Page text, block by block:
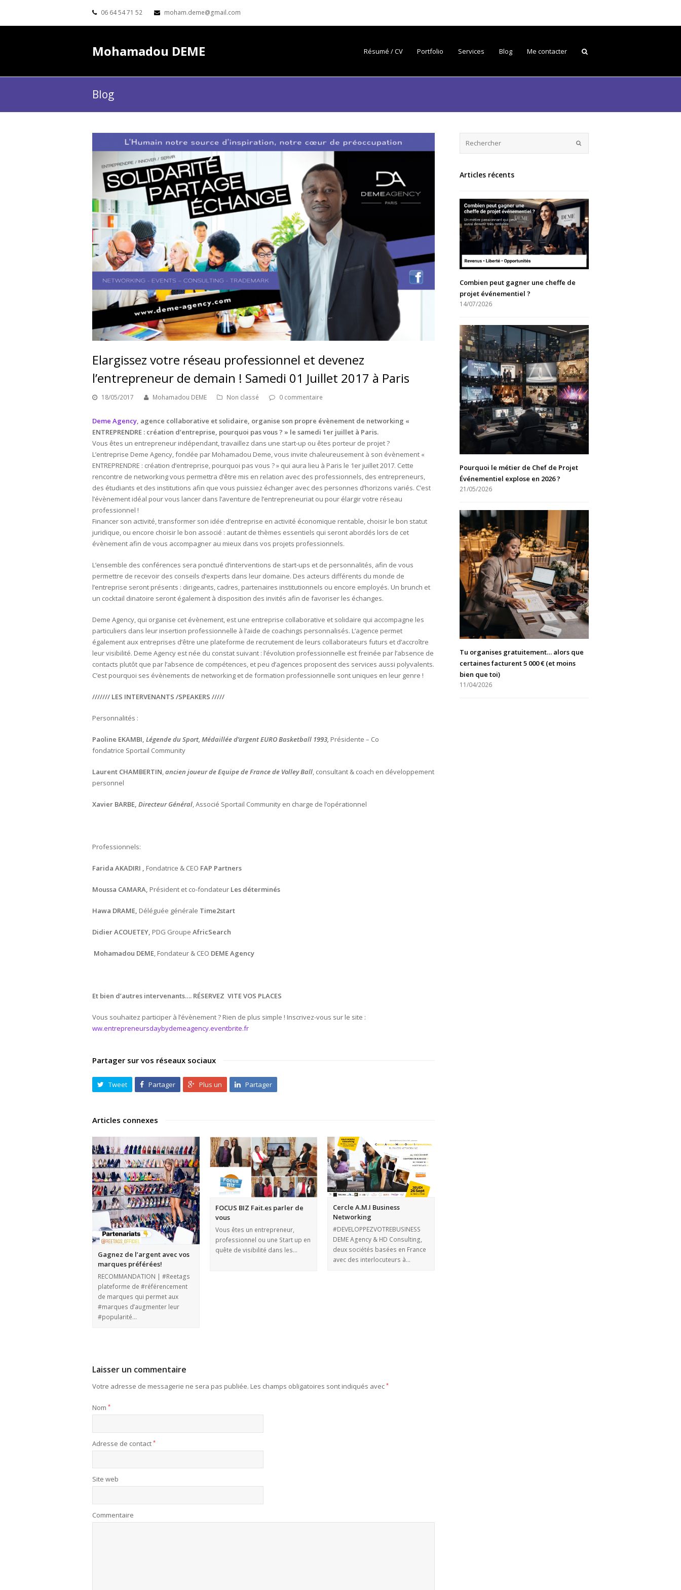
06 64 54 71 52 moham.deme@gmail.com
Mohamadou DEME Résumé / CV Portfolio Services Blog Me contacter
Blog
Elargissez votre réseau professionnel et devenez
l’entrepreneur de demain ! Samedi 01 Juillet 2017 à Paris
18/05/2017 Mohamadou DEME Non classé 0 commentaire
Deme Agency, agence collaborative et solidaire, organise son propre évènement de networking «
ENTREPRENDRE : création d’entreprise, pourquoi pas vous ? » le samedi 1er juillet à Paris.
Vous êtes un entrepreneur indépendant, travaillez dans une start-up ou êtes porteur de projet ?
L’entreprise Deme Agency, fondée par Mohamadou Deme, vous invite chaleureusement à son évènement «
ENTREPRENDRE : création d’entreprise, pourquoi pas vous ? » qui aura lieu à Paris le 1er juillet 2017. Cette
rencontre de networking vous permettra d’être mis en relation avec des professionnels, des entrepreneurs,
des étudiants et des institutions afin que vous puissiez échanger avec des personnes d’horizons variés. C’est
l’évènement idéal pour vous lancer dans l’aventure de l’entrepreneuriat ou pour élargir votre réseau
professionnel !
Financer son activité, transformer son idée d’entreprise en activité économique rentable, choisir le bon statut
juridique, ou encore choisir le bon associé : autant de thèmes essentiels qui seront abordés lors de cet
évènement afin de vous accompagner au mieux dans vos projets professionnels.
L’ensemble des conférences sera ponctué d’interventions de start-ups et de personnalités, afin de vous
permettre de recevoir des conseils d’experts dans leur domaine. Des acteurs différents du monde de
l’entreprise seront présents : dirigeants, cadres, partenaires institutionnels ou encore employés. Un brunch et
un cocktail dinatoire seront également à disposition des invités afin de favoriser les échanges.
Deme Agency, qui organise cet évènement, est une entreprise collaborative et solidaire qui accompagne les
particuliers dans leur insertion professionnelle à l’aide de coachings personnalisés. L’agence permet
également aux entreprises d’être une plateforme de recrutement de leurs collaborateurs futurs et d’accroître
leur visibilité. Deme Agency est née du constat suivant : l’évolution professionnelle est freinée par l’absence de
contacts plutôt que par l’absence de compétences, et peu d’agences proposent des services aussi polyvalents.
C’est pourquoi ses évènements de networking et de formation professionnelle sont uniques en leur genre !
/////// LES INTERVENANTS /SPEAKERS /////
Personnalités :
Paoline EKAMBI, Légende du Sport, Médaillée d’argent EURO Basketball 1993, Présidente – Co
fondatrice Sportail Community
Laurent CHAMBERTIN,ancien joueur de Equipe de France de Volley Ball, consultant & coach en développement
personnel
Xavier BARBE, Directeur Général, Associé Sportail Community en charge de l’opérationnel
Professionnels:
Farida AKADIRI , Fondatrice & CEO FAP Partners
Moussa CAMARA, Président et co-fondateur Les déterminés
Hawa DRAME, Déléguée générale Time2start
Didier ACOUETEY, PDG Groupe AfricSearch
Mohamadou DEME, Fondateur & CEO DEME Agency
Et bien d’autres intervenants…. RÉSERVEZ VITE VOS PLACES
Vous souhaitez participer à l’évènement ? Rien de plus simple ! Inscrivez-vous sur le site :
ww.entrepreneursdaybydemeagency.eventbrite.fr
Partager sur vos réseaux sociaux
Tweet Partager Plus un Partager
Articles connexes
Gagnez de l’argent avec vos
marques préférées!
RECOMMANDATION | #Reetags
plateforme de #référencement
de marques qui permet aux
#marques d’augmenter leur
#popularité…
FOCUS BIZ Fait.es parler de
vous
Vous êtes un entrepreneur,
professionnel ou une Start up en
quête de visibilité dans les…
Cercle A.M.I Business
Networking
#DEVELOPPEZVOTREBUSINESS
DEME Agency & HD Consulting,
deux sociétés basées en France
avec des interlocuteurs à…
Laisser un commentaire
Votre adresse de messagerie ne sera pas publiée. Les champs obligatoires sont indiqués avec *
Nom *
Adresse de contact *
Site web
Commentaire
Articles récents
Combien peut gagner une cheffe de
projet événementiel ?
14/07/2026
Pourquoi le métier de Chef de Projet
Événementiel explose en 2026 ?
21/05/2026
Tu organises gratuitement… alors que
certaines facturent 5 000 € (et moins
bien que toi)
11/04/2026